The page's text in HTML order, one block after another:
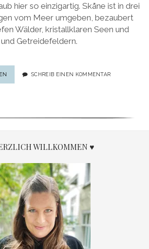
hier so einzigartig. Skåne ist in drei
vom Meer umgeben, bezaubert
Wälder, kristallklaren Seen und
Getreidefeldern.
SEHENSWÜRDIGKEITEN
IN
&
SCHREIB EINEN KOMMENTAR
WILLKOMMEN ♥